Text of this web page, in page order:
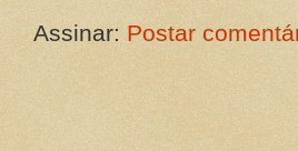
Assinar: Postar